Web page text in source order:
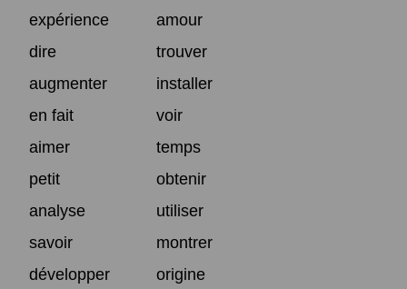
expérience
amour
dire
trouver
augmenter
installer
en fait
voir
aimer
temps
petit
obtenir
analyse
utiliser
savoir
montrer
développer
origine